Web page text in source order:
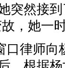
突然接
，她一
口律师